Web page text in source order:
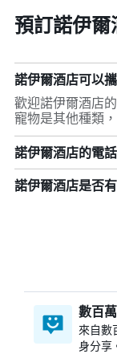
預訂諾伊
諾伊爾酒店可以
歡迎諾伊爾酒店
寵物是其他種類
諾伊爾酒店的電
諾伊爾酒店是否
數百
來自數
身分享